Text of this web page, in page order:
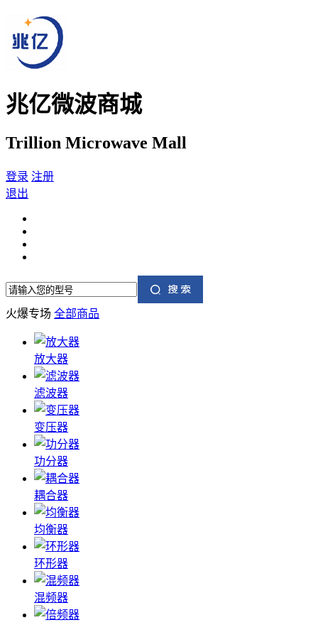
兆亿微波商城
Trillion Microwave Mall
登录 注册
退出
火爆专场 全部商品
放大器
滤波器
变压器
功分器
耦合器
均衡器
环形器
混频器